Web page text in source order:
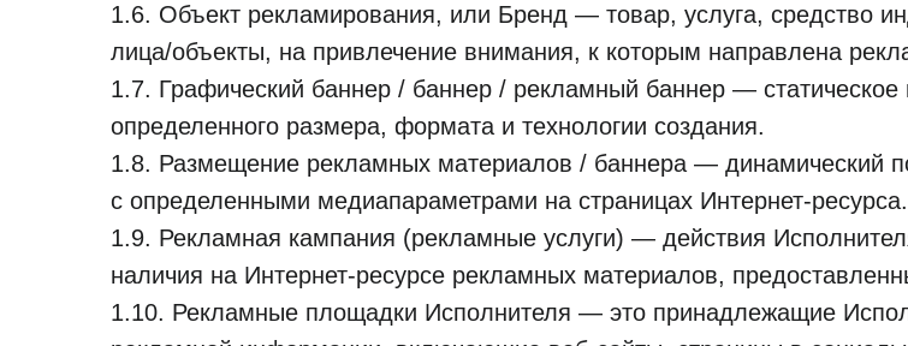
1.6. Объект рекламирования, или Бренд — товар, услуга, средство
лица/объекты, на привлечение внимания, к которым направлена
1.7. Графический баннер / баннер / рекламный баннер —
определенного размера, формата и технологии создания.
1.8. Размещение рекламных материалов / баннера — динамический
с определенными медиапараметрами на страницах Интернет-ресурса.
1.9. Рекламная кампания (рекламные услуги) — действия
наличия на Интернет-ресурсе рекламных материалов,
1.10. Рекламные площадки Исполнителя — это принадлежащие